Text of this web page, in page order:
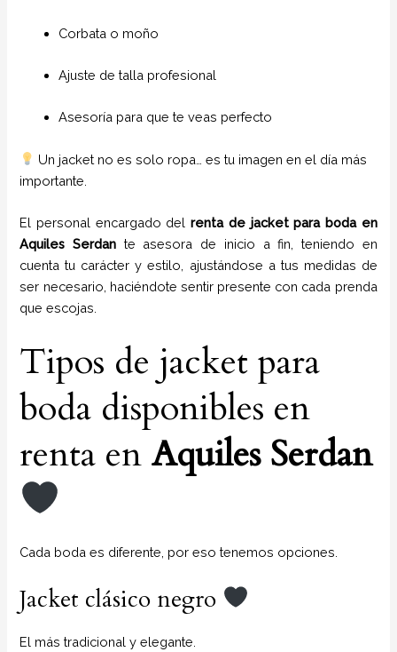
Corbata o moño
Ajuste de talla profesional
Asesoría para que te veas perfecto
Un jacket no es solo ropa… es tu imagen en el día más
importante.
El personal encargado delrenta de jacket para bodaen
Aquiles Serdan te asesora de inicio a fin, teniendo en
cuenta tu carácter y estilo, ajustándose a tus medidas de
ser necesario, haciéndote sentir presente con cada prenda
que escojas.
Tipos de jacket para
boda disponibles en
renta enAquiles Serdan
Cada boda es diferente, por eso tenemos opciones.
Jacket clásico negro
El más tradicional y elegante.